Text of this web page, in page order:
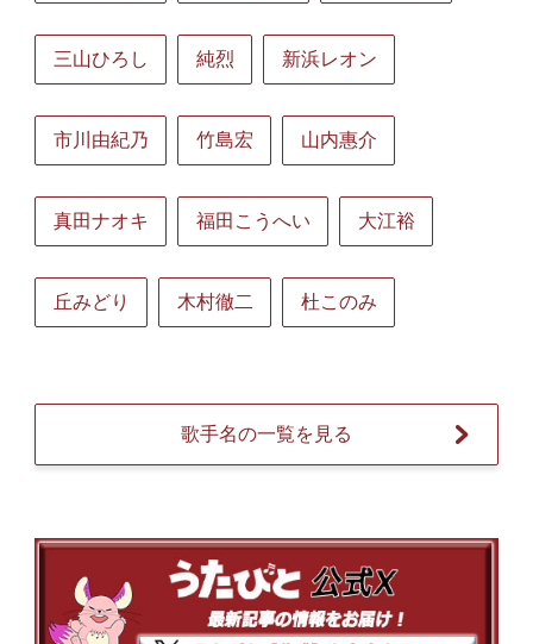
三山ひろし 純烈 新浜レオン
市川由紀乃 竹島宏 山内惠介
真田ナオキ 福田こうへい 大江裕
丘みどり 木村徹二 杜このみ
歌手名の一覧を見る